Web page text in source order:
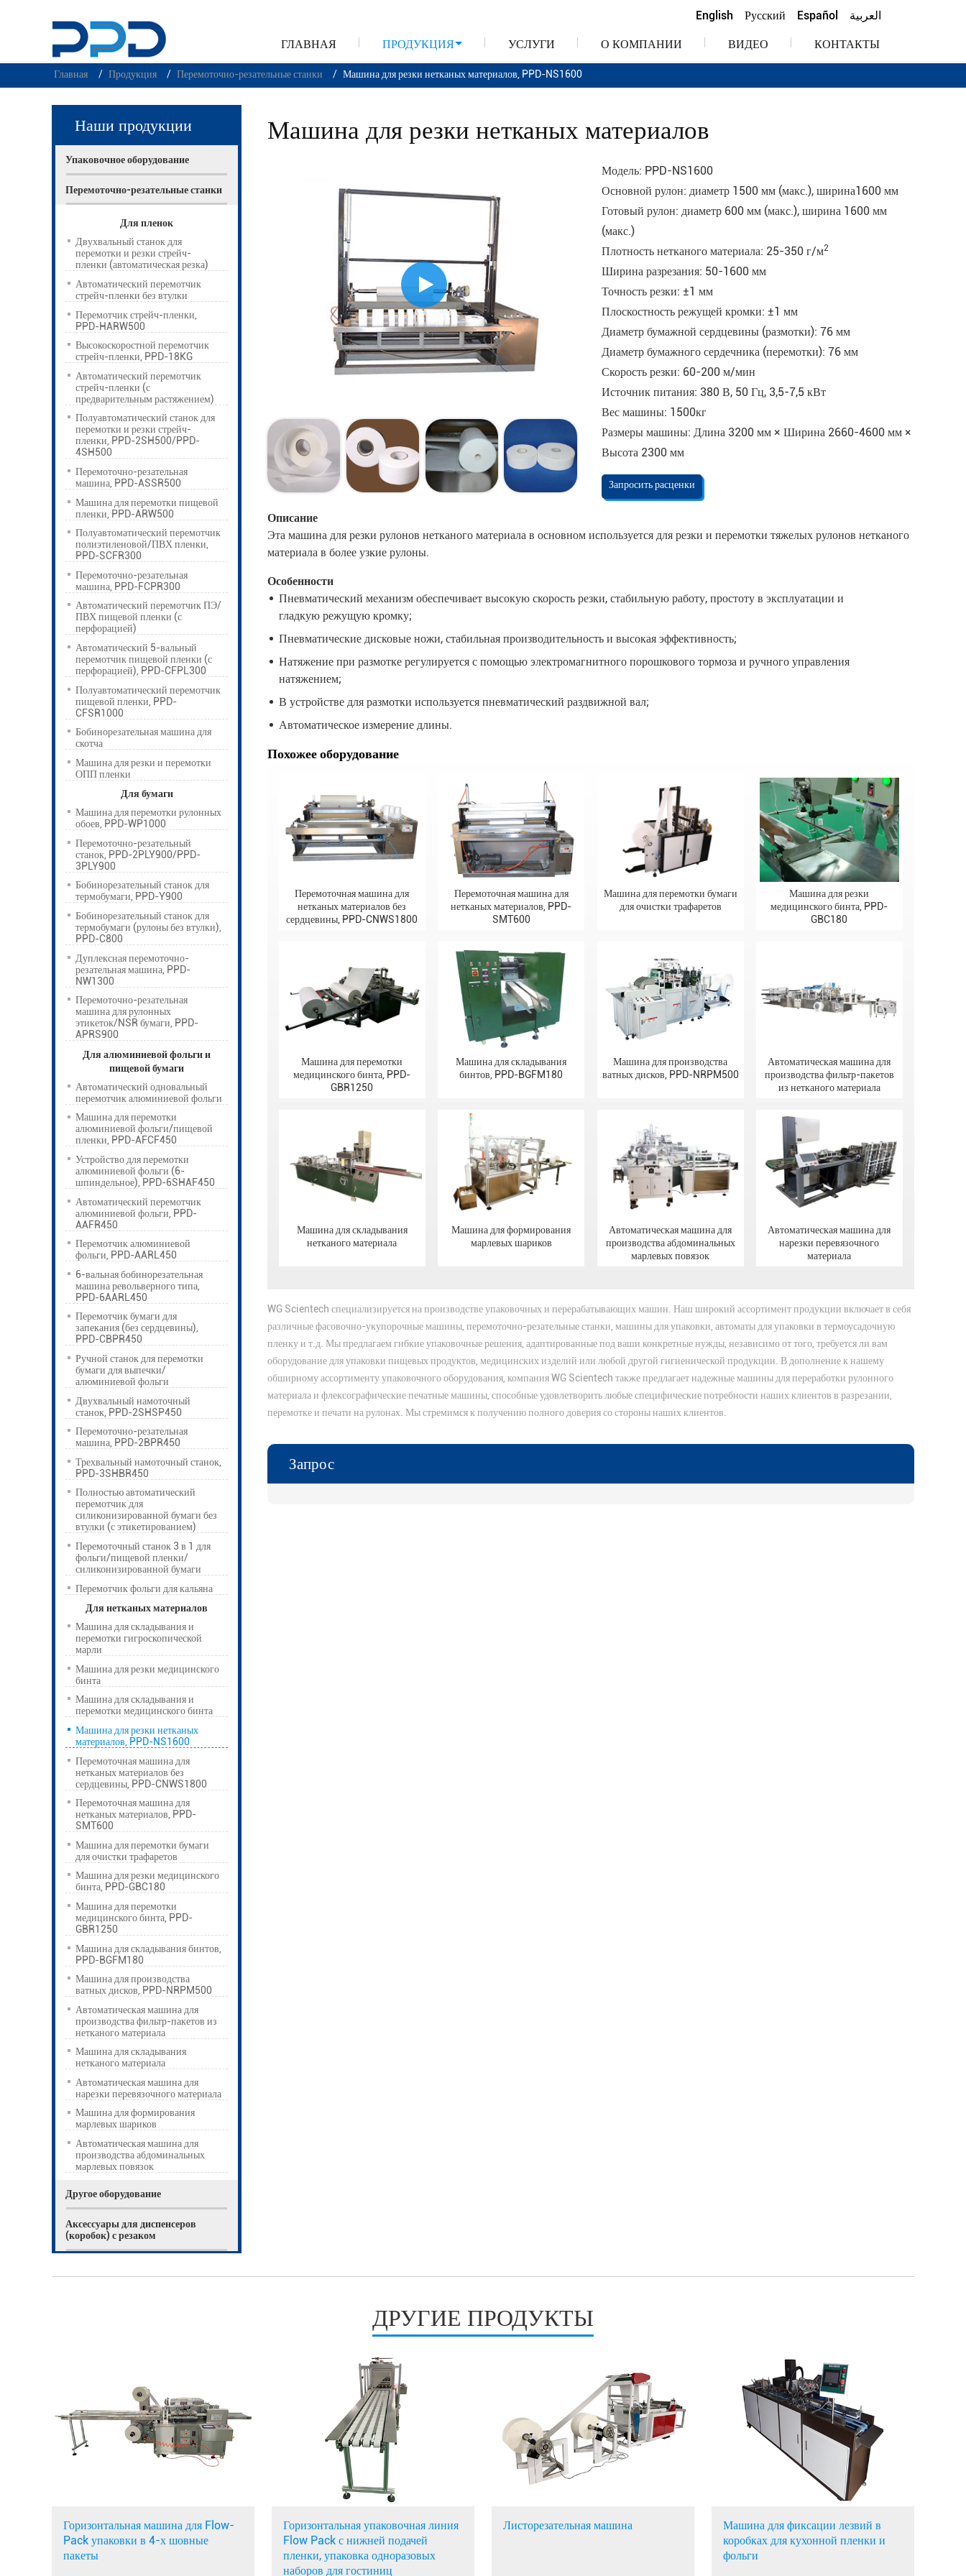
English Русский Español العربية
ГЛАВНАЯ ПРОДУКЦИЯ УСЛУГИ О КОМПАНИИ ВИДЕО КОНТАКТЫ
Главная Продукция Перемоточно-резательные станки Машина для резки нетканых материалов, PPD-NS1600
Машина для резки нетканых материалов
Модель: PPD-NS1600
Основной рулон: диаметр 1500 мм (макс.), ширина1600 мм
Готовый рулон: диаметр 600 мм (макс.), ширина 1600 мм
(макс.)
Плотность нетканого материала: 25-350 г/м2
Ширина разрезания: 50-1600 мм
Точность резки: ±1 мм
Плоскостность режущей кромки: ±1 мм
Диаметр бумажной сердцевины (размотки): 76 мм
Диаметр бумажного сердечника (перемотки): 76 мм
Скорость резки: 60-200 м/мин
Источник питания: 380 В, 50 Гц, 3,5-7,5 кВт
Вес машины: 1500кг
Размеры машины: Длина 3200 мм × Ширина 2660-4600 мм ×
Высота 2300 мм
Запросить расценки
Описание
Эта машина для резки рулонов нетканого материала в основном используется для резки и перемотки тяжелых рулонов нетканого
материала в более узкие рулоны.
Особенности
Пневматический механизм обеспечивает высокую скорость резки, стабильную работу, простоту в эксплуатации и
гладкую режущую кромку;
Пневматические дисковые ножи, стабильная производительность и высокая эффективность;
Натяжение при размотке регулируется с помощью электромагнитного порошкового тормоза и ручного управления
натяжением;
В устройстве для размотки используется пневматический раздвижной вал;
Автоматическое измерение длины.
Похожее оборудование
Перемоточная машина для
нетканых материалов без
сердцевины, PPD-CNWS1800
Перемоточная машина для
нетканых материалов, PPD-
SMT600
Машина для перемотки бумаги
для очистки трафаретов
Машина для резки
медицинского бинта, PPD-
GBC180
Машина для перемотки
медицинского бинта, PPD-
GBR1250
Машина для складывания
бинтов, PPD-BGFM180
Машина для производства
ватных дисков, PPD-NRPM500
Автоматическая машина для
производства фильтр-пакетов
из нетканого материала
Машина для складывания
нетканого материала
Машина для формирования
марлевых шариков
Автоматическая машина для
производства абдоминальных
марлевых повязок
Автоматическая машина для
нарезки перевязочного
материала
WG Scientech специализируется на производстве упаковочных и перерабатывающих машин. Наш широкий ассортимент продукции включает в себя
различные фасовочно-укупорочные машины, перемоточно-резательные станки, машины для упаковки, автоматы для упаковки в термоусадочную
пленку и т.д. Мы предлагаем гибкие упаковочные решения, адаптированные под ваши конкретные нужды, независимо от того, требуется ли вам
оборудование для упаковки пищевых продуктов, медицинских изделий или любой другой гигиенической продукции. В дополнение к нашему
обширному ассортименту упаковочного оборудования, компания WG Scientech также предлагает надежные машины для переработки рулонного
материала и флексографические печатные машины, способные удовлетворить любые специфические потребности наших клиентов в разрезании,
перемотке и печати на рулонах. Мы стремимся к получению полного доверия со стороны наших клиентов.
Запрос
Наши продукции
Упаковочное оборудование
Перемоточно-резательные станки
Для пленок
Двухвальный станок для
перемотки и резки стрейч-
пленки (автоматическая резка)
Автоматический перемотчик
стрейч-пленки без втулки
Перемотчик стрейч-пленки,
PPD-HARW500
Высокоскоростной перемотчик
стрейч-пленки, PPD-18KG
Автоматический перемотчик
стрейч-пленки (с
предварительным растяжением)
Полуавтоматический станок для
перемотки и резки стрейч-
пленки, PPD-2SH500/PPD-
4SH500
Перемоточно-резательная
машина, PPD-ASSR500
Машина для перемотки пищевой
пленки, PPD-ARW500
Полуавтоматический перемотчик
полиэтиленовой/ПВХ пленки,
PPD-SCFR300
Перемоточно-резательная
машина, PPD-FCPR300
Автоматический перемотчик ПЭ/
ПВХ пищевой пленки (с
перфорацией)
Автоматический 5-вальный
перемотчик пищевой пленки (с
перфорацией), PPD-CFPL300
Полуавтоматический перемотчик
пищевой пленки, PPD-
CFSR1000
Бобинорезательная машина для
скотча
Машина для резки и перемотки
ОПП пленки
Для бумаги
Машина для перемотки рулонных
обоев, PPD-WP1000
Перемоточно-резательный
станок, PPD-2PLY900/PPD-
3PLY900
Бобинорезательный станок для
термобумаги, PPD-Y900
Бобинорезательный станок для
термобумаги (рулоны без втулки),
PPD-C800
Дуплексная перемоточно-
резательная машина, PPD-
NW1300
Перемоточно-резательная
машина для рулонных
этикеток/NSR бумаги, PPD-
APRS900
Для алюминиевой фольги и
пищевой бумаги
Автоматический одновальный
перемотчик алюминиевой фольги
Машина для перемотки
алюминиевой фольги/пищевой
пленки, PPD-AFCF450
Устройство для перемотки
алюминиевой фольги (6-
шпиндельное), PPD-6SHAF450
Автоматический перемотчик
алюминиевой фольги, PPD-
AAFR450
Перемотчик алюминиевой
фольги, PPD-AARL450
6-вальная бобинорезательная
машина револьверного типа,
PPD-6AARL450
Перемотчик бумаги для
запекания (без сердцевины),
PPD-CBPR450
Ручной станок для перемотки
бумаги для выпечки/
алюминиевой фольги
Двухвальный намоточный
станок, PPD-2SHSP450
Перемоточно-резательная
машина, PPD-2BPR450
Трехвальный намоточный станок,
PPD-3SHBR450
Полностью автоматический
перемотчик для
силиконизированной бумаги без
втулки (с этикетированием)
Перемоточный станок 3 в 1 для
фольги/пищевой пленки/
силиконизированной бумаги
Перемотчик фольги для кальяна
Для нетканых материалов
Машина для складывания и
перемотки гигроскопической
марли
Машина для резки медицинского
бинта
Машина для складывания и
перемотки медицинского бинта
Машина для резки нетканых
материалов, PPD-NS1600
Перемоточная машина для
нетканых материалов без
сердцевины, PPD-CNWS1800
Перемоточная машина для
нетканых материалов, PPD-
SMT600
Машина для перемотки бумаги
для очистки трафаретов
Машина для резки медицинского
бинта, PPD-GBC180
Машина для перемотки
медицинского бинта, PPD-
GBR1250
Машина для складывания бинтов,
PPD-BGFM180
Машина для производства
ватных дисков, PPD-NRPM500
Автоматическая машина для
производства фильтр-пакетов из
нетканого материала
Машина для складывания
нетканого материала
Автоматическая машина для
нарезки перевязочного материала
Машина для формирования
марлевых шариков
Автоматическая машина для
производства абдоминальных
марлевых повязок
Другое оборудование
Аксессуары для диспенсеров
(коробок) с резаком
ДРУГИЕ ПРОДУКТЫ
Горизонтальная машина для Flow-
Pack упаковки в 4-х шовные
пакеты
Горизонтальная упаковочная линия
Flow Pack с нижней подачей
пленки, упаковка одноразовых
наборов для гостиниц
Листорезательная машина
Машина для фиксации лезвий в
коробках для кухонной пленки и
фольги